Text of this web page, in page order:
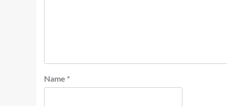
Name *